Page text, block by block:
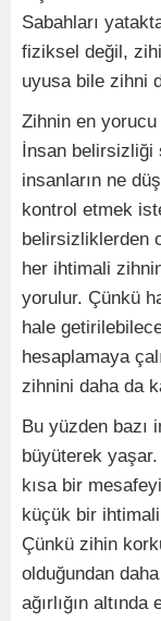
Sabahları
fiziksel değil,
uyusa bile zihni
Zihnin en yorucu
İnsan belirsizliği
insanların ne
kontrol etmek
belirsizliklerden
her ihtimali
yorulur. Çünkü
hale
hesaplamaya
zihnini daha da
Bu yüzden bazı
büyüterek
kısa bir
küçük bir
Çünkü zihin
olduğundan
ağırlığın